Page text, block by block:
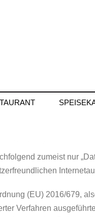
zumeist nur
(EU) 2016/679,
Verfahren